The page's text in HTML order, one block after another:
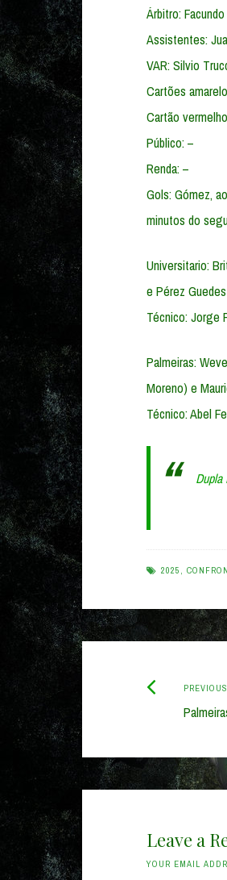
Árbitro:
Assistentes:
VAR: Silvio
Cartões
Cartão
Público: –
Renda: –
Gols: Gómez,
minutos do
Universitario:
e Pérez
Técnico: Jorge
Palmeiras:
Moreno) e
Técnico: Abel
2025 ,
Post
Leave a
YOUR EMAIL